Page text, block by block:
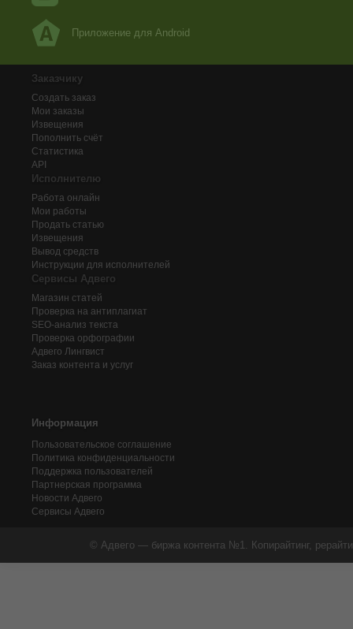
Приложение для Android
Заказчику
Создать заказ
Мои заказы
Извещения
Пополнить счёт
Статистика
API
Исполнителю
Работа онлайн
Мои работы
Продать статью
Извещения
Вывод средств
Инструкции для исполнителей
Сервисы Адвего
Магазин статей
Проверка на антиплагиат
SEO-анализ текста
Проверка орфографии
Адвего Лингвист
Заказ контента и услуг
Информация
Пользовательское соглашение
Политика конфиденциальности
Поддержка пользователей
Партнерская программа
Новости Адвего
Сервисы Адвего
© Адвего — биржа контента №1. Копирайтинг,